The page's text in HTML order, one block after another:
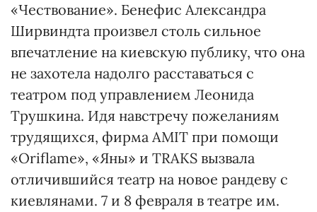
«Чествование». Бенефис Александра
Ширвиндта произвел столь сильное
впечатление на киевскую публику, что она
не захотела надолго расставаться с
театром под управлением Леонида
Трушкина. Идя навстречу пожеланиям
трудящихся, фирма АМIТ при помощи
«Oriflame», «Яны» и ТRАКS вызвала
отличившийся театр на новое рандеву с
киевлянами. 7 и 8 февраля в театре им.